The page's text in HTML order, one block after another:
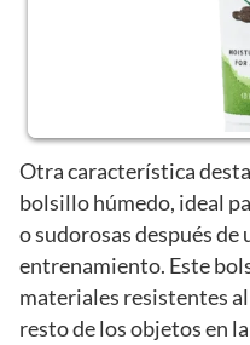
Otra característica
bolsillo húmedo, ideal
o sudorosas después de
entrenamiento. Este
materiales resistentes
resto de los objetos en